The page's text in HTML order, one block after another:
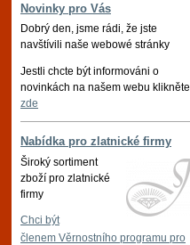
Novinky pro Vás
Dobrý den, jsme rádi, že jste
navštívili naše webowé stránky
Jestli chcte být informováni o
novinkách na našem webu klikněte
zde
Nabídka pro zlatnické firmy
Široký sortiment
zboží pro zlatnické
firmy
Chci být
členem Věrnostního programu pro